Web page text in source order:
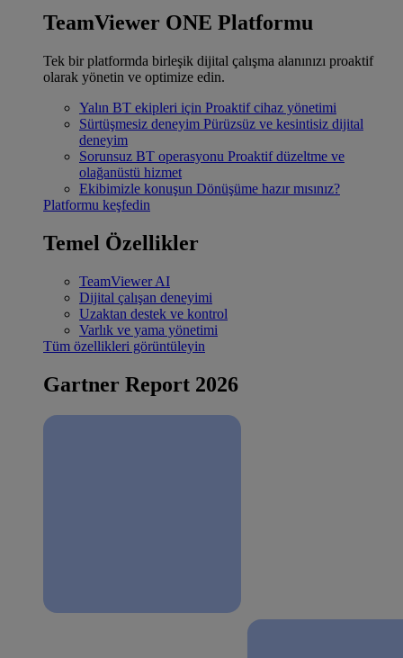
TeamViewer ONE Platformu
Tek bir platformda birleşik dijital çalışma alanınızı proaktif
olarak yönetin ve optimize edin.
Yalın BT ekipleri için Proaktif cihaz yönetimi
Sürtüşmesiz deneyim Pürüzsüz ve kesintisiz dijital
deneyim
Sorunsuz BT operasyonu Proaktif düzeltme ve
olağanüstü hizmet
Ekibimizle konuşun Dönüşüme hazır mısınız?
Platformu keşfedin
Temel Özellikler
TeamViewer AI
Dijital çalışan deneyimi
Uzaktan destek ve kontrol
Varlık ve yama yönetimi
Tüm özellikleri görüntüleyin
Gartner Report 2026